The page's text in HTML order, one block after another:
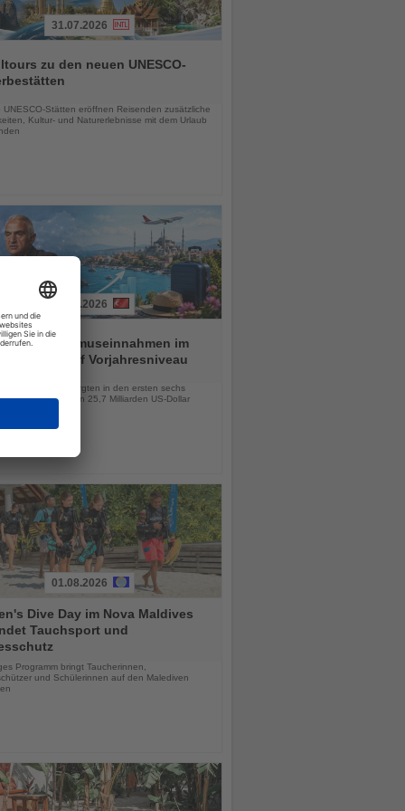
31.07.2026
zu den neuen UNESCO-
UNESCO-Stätten eröffnen Reisenden zusätzliche
Kultur- und Naturerlebnisse mit dem Urlaub
01.08.2026
hält Tourismuseinnahmen im
Halbjahr auf Vorjahresniveau
Besucher sorgten in den ersten sechs
für Einnahmen von 25,7 Milliarden US-Dollar
01.08.2026
Dive Day im Nova Maldives
Tauchsport und
Programm bringt Taucherinnen,
und Schülerinnen auf den Malediven